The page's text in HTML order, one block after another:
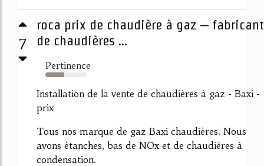
7
roca prix de chaudière à gaz – fabricant
de chaudières ...
Pertinence
46%
Installation de la vente de chaudières à gaz - Baxi -
prix
Tous nos marque de gaz Baxi chaudières. Nous
avons étanches, bas de NOx et de chaudières à
condensation.